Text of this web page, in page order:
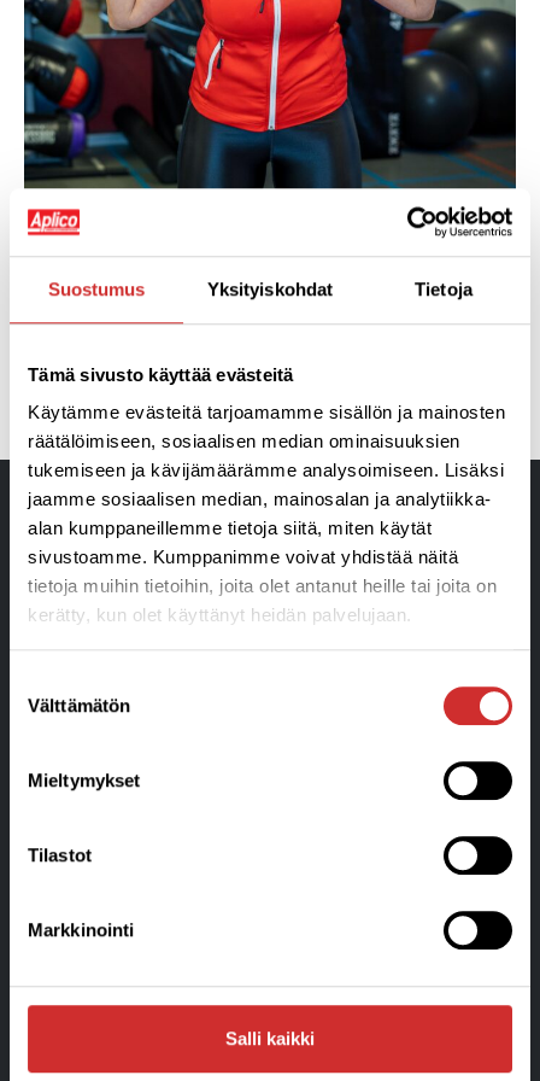
Suostumus Yksityiskohdat Tietoja
Tämä sivusto käyttää evästeitä
Käytämme evästeitä tarjoamamme sisällön ja mainosten
räätälöimiseen, sosiaalisen median ominaisuuksien
tukemiseen ja kävijämäärämme analysoimiseen. Lisäksi
jaamme sosiaalisen median, mainosalan ja analytiikka-
alan kumppaneillemme tietoja siitä, miten käytät
sivustoamme. Kumppanimme voivat yhdistää näitä
tietoja muihin tietoihin, joita olet antanut heille tai joita on
kerätty, kun olet käyttänyt heidän palvelujaan.
valinta
Välttämätön
Mieltymykset
Tilastot
Markkinointi
Salli kaikki
Aplico Oy Ratakatu 24 • 08150 Lohja
info@aplico.fi
Tietosuojaseloste ja arvontaehdot »